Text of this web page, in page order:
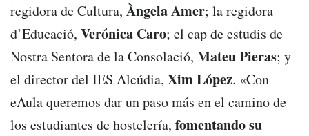
regidora de Cultura, Àngela Amer; la regidora
d’Educació, Verónica Caro; el cap de estudis de
Nostra Sentora de la Consolació, Mateu Pieras; y
el director del IES Alcúdia, Xim López. «Con
eAula queremos dar un paso más en el camino de
los estudiantes de hostelería, fomentando su